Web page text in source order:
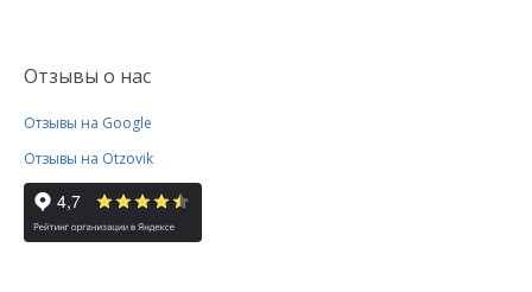
Отзывы о нас
Отзывы на Google
Отзывы на Otzovik